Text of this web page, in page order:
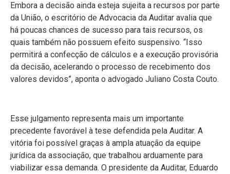
Embora a decisão ainda esteja sujeita a recursos por parte
da União, o escritório de Advocacia da Auditar avalia que
há poucas chances de sucesso para tais recursos, os
quais também não possuem efeito suspensivo. “Isso
permitirá a confecção de cálculos e a execução provisória
da decisão, acelerando o processo de recebimento dos
valores devidos”, aponta o advogado Juliano Costa Couto.
Esse julgamento representa mais um importante
precedente favorável à tese defendida pela Auditar. A
vitória foi possível graças à ampla atuação da equipe
jurídica da associação, que trabalhou arduamente para
viabilizar essa demanda. O presidente da Auditar, Eduardo